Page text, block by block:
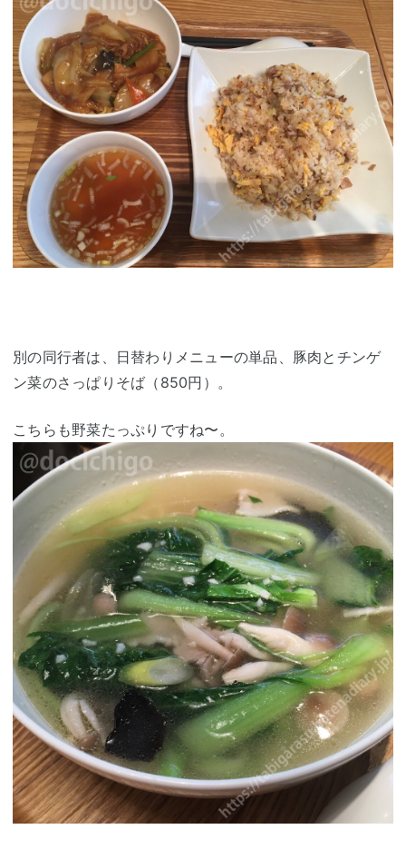
別の同行者は、日替わりメニューの単品、豚肉とチンゲ
ン菜のさっぱりそば（850円）。
こちらも野菜たっぷりですね〜。